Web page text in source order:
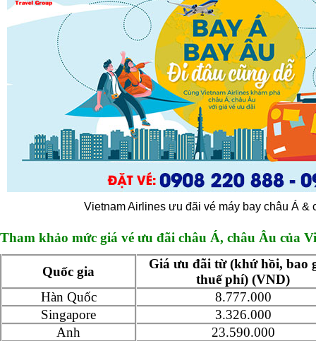
Vietnam Airlines ưu đãi vé máy bay châu Á &
Tham khảo mức giá vé ưu đãi châu Á, châu Âu của
Quốc gia
Giá ưu đãi từ (khứ hồi, bao
thuế phí) (VND)
Hàn Quốc
8.777.000
Singapore
3.326.000
Anh
23.590.000